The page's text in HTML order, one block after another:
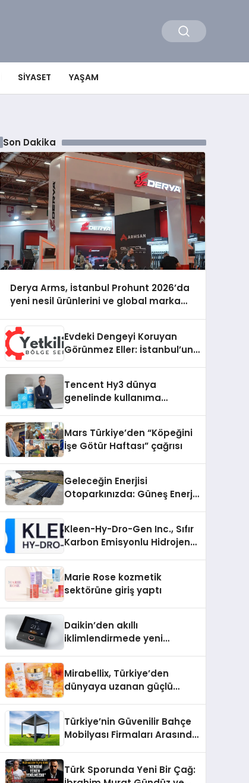
SIYASET YAŞAM
Son Dakika
Derya Arms, İstanbul Prohunt 2026’da
yeni nesil ürünlerini ve global marka
Evdeki Dengeyi Koruyan
Görünmez Eller: İstanbul’un
Tencent Hy3 dünya
genelinde kullanıma
Mars Türkiye’den “Köpeğini
İşe Götür Haftası” çağrısı
Geleceğin Enerjisi
Otoparkınızda: Güneş Enerjili
Kleen-Hy-Dro-Gen Inc., Sıfır
Karbon Emisyonlu Hidrojen
Aldı
Marie Rose kozmetik
sektörüne giriş yaptı
Daikin’den akıllı
iklimlendirmede yeni
Mirabellix, Türkiye’den
dünyaya uzanan güçlü
Türkiye’nin Güvenilir Bahçe
Mobilyası Firmaları Arasında
Türk Sporunda Yeni Bir Çağ: